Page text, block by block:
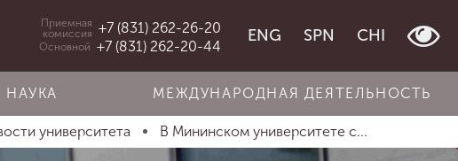
Приемная
комиссия +7 (831) 262-26-20
Основной +7 (831) 262-20-44
ENG SPN CHI
НАУКА МЕЖДУНАРОДНАЯ ДЕЯТЕЛЬНОСТЬ
университета В Мининском университете с...